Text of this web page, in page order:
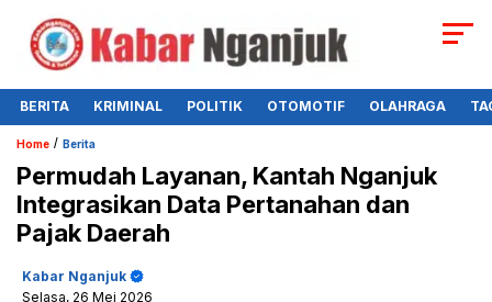
BERITA KRIMINAL POLITIK OTOMOTIF OLAHRAGA
Home / Berita
Permudah Layanan, Kantah Nganjuk
Integrasikan Data Pertanahan dan
Pajak Daerah
Kabar Nganjuk
Selasa, 26 Mei 2026